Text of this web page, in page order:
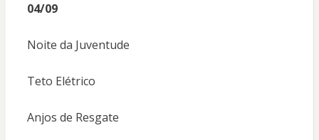
04/09
Noite da Juventude
Teto Elétrico
Anjos de Resgate